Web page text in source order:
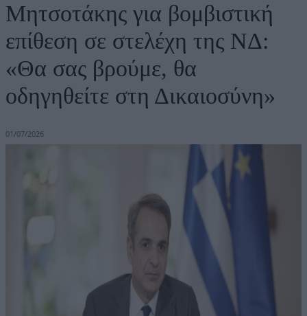
Μητσοτάκης για βομβιστική
επίθεση σε στελέχη της ΝΔ:
«Θα σας βρούμε, θα
οδηγηθείτε στη Δικαιοσύνη»
01/07/2026